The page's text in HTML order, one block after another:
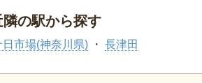
隣の駅から探す
日市場(神奈川県) 長津田